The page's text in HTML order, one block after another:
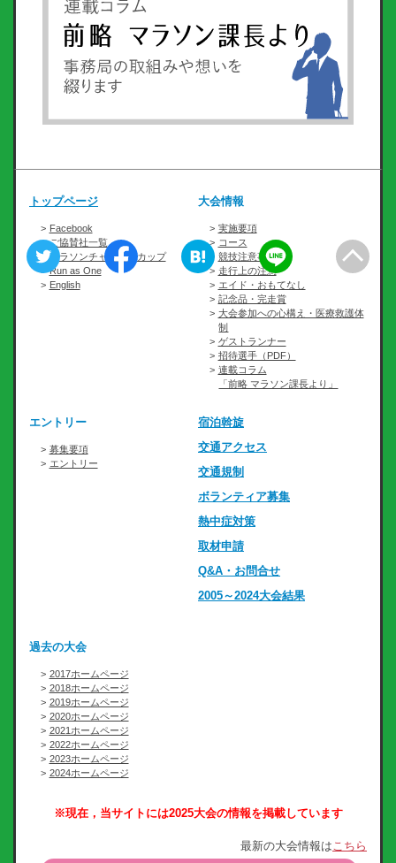
トップページ
Facebook
ご協賛社一覧
マラソンチャレンジカップ
Run as One
English
大会情報
実施要項
コース
競技注意事項
走行上の注意
エイド・おもてなし
記念品・完走賞
大会参加への心構え・医療救護体
制
ゲストランナー
招待選手（PDF）
連載コラム
「前略 マラソン課長より」
エントリー
募集要項
エントリー
宿泊斡旋
交通アクセス
交通規制
ボランティア募集
熱中症対策
取材申請
Q&A・お問合せ
2005～2024大会結果
過去の大会
2017ホームページ
2018ホームページ
2019ホームページ
2020ホームページ
2021ホームページ
2022ホームページ
2023ホームページ
2024ホームページ
※現在，当サイトには2025大会の情報を掲載しています
最新の大会情報は こちら